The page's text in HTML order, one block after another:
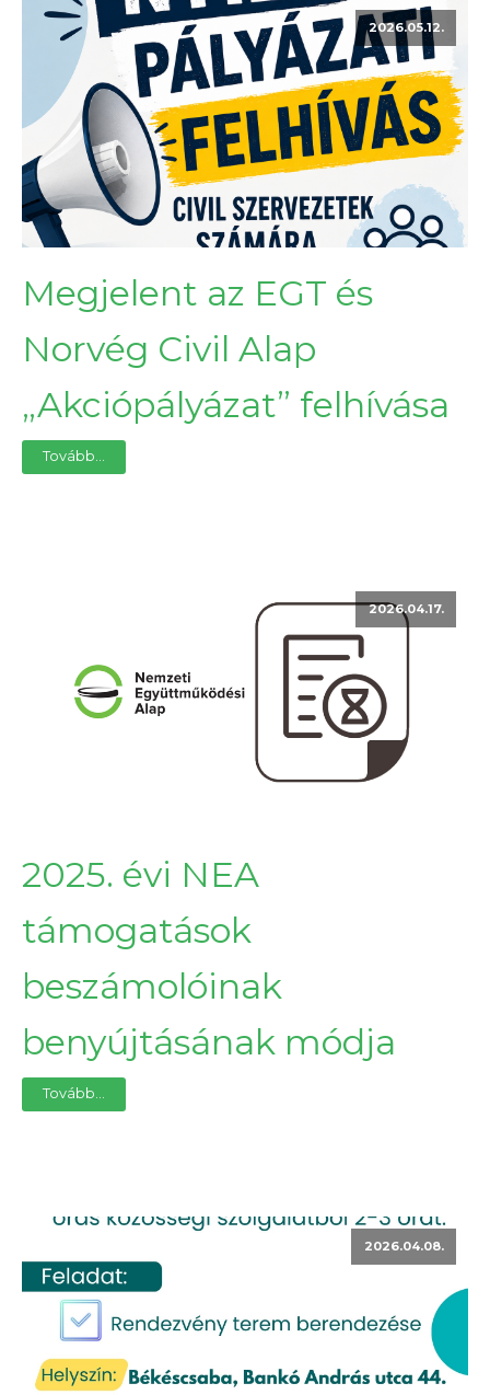
2026.05.12.
Megjelent az EGT és
Norvég Civil Alap
„Akciópályázat” felhívása
Tovább...
2026.04.17.
2025. évi NEA
támogatások
beszámolóinak
benyújtásának módja
Tovább...
2026.04.08.